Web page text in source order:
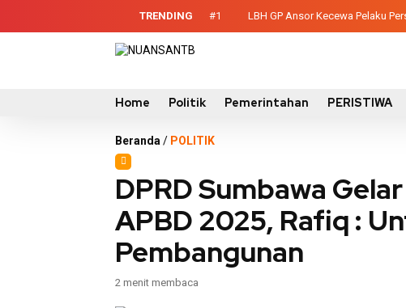
TRENDING #1 LBH GP Ansor Kecewa Pelaku
Sampah untuk Utan
Home Politik Pemerintahan PERISTIWA
Beranda / POLITIK
DPRD Sumbawa
APBD 2025, Rafiq :
Pembangunan
2 menit membaca